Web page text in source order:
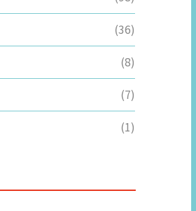
(36)
(8)
(7)
(1)